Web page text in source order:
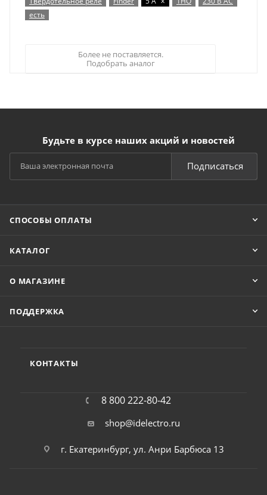
есть
Более не поставляется.
Подобрать аналог
Будьте в курсе наших акций и новостей
Подписаться
СПОСОБЫ ОПЛАТЫ
КАТАЛОГ
О МАГАЗИНЕ
ПОДДЕРЖКА
КОНТАКТЫ
8 800 222-80-42
shop@idelectro.ru
г. Екатеринбург, ул. Анри Барбюса 13